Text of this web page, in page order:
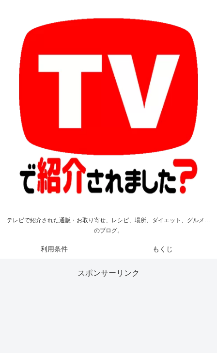
テレビで紹介された通販・お取り寄せ、レシピ、場所、ダイエット、グルメ…
のブログ。
利用条件 もくじ
スポンサーリンク